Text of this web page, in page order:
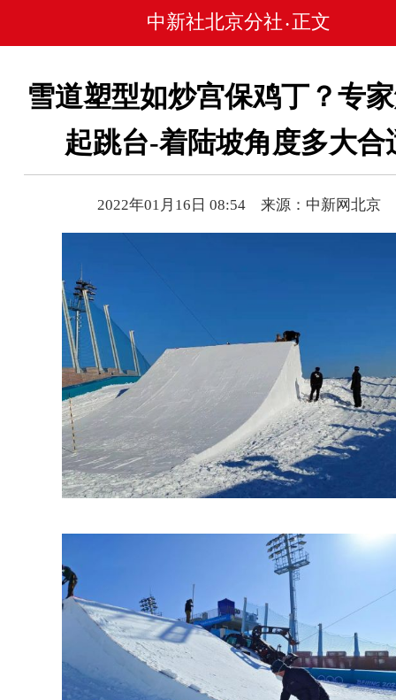
中新社北京分社 • 正文
雪道塑型如炒宫保鸡丁？专
起跳台-着陆坡角度多大合
2022年01月16日 08:54 来源：中新网北京